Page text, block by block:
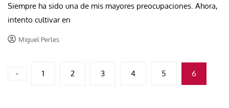
Siempre ha sido una de mis mayores preocupaciones. Ahora,
intento cultivar en
Miguel Perles
Paginación
- 1 2 3 4 5 6